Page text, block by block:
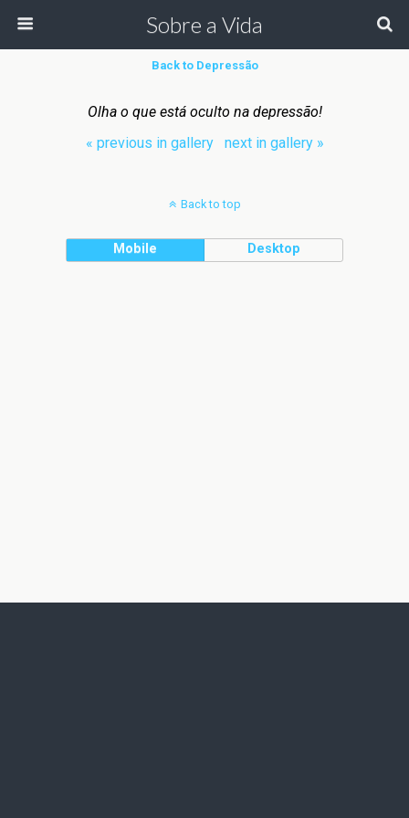
Sobre a Vida
Back to Depressão
Olha o que está oculto na depressão!
« previous in gallery
next in gallery »
Back to top
Mobile Desktop